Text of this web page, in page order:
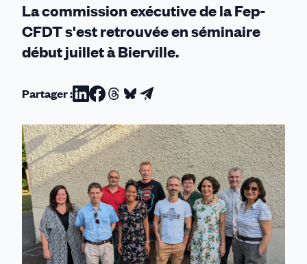
La commission exécutive de la Fep-
CFDT s'est retrouvée en séminaire
début juillet à Bierville.
Partager :Partager
sur
Linkedin
Partager
sur
Facebook
Partager
sur
Threads
Partager
sur
Bluesky
Partager
par
email